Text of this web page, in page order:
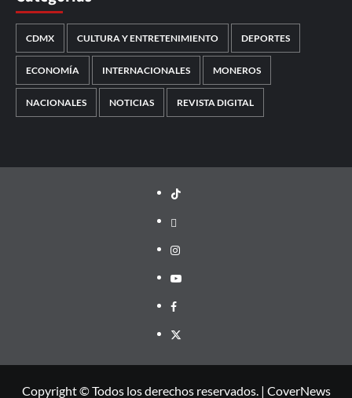
CDMX CULTURA Y ENTRETENIMIENTO DEPORTES
ECONOMÍA INTERNACIONALES MONEROS
NACIONALES NOTICIAS REVISTA DIGITAL
TikTok
threads
Instagram
Youtube
Facebook
X
Copyright © Todos los derechos reservados. | CoverNews